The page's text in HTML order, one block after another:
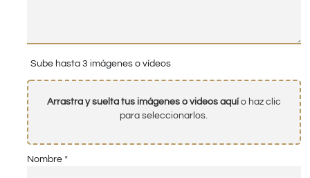
Sube hasta 3 imágenes o vídeos
Arrastra y suelta tus imágenes o videos aquío haz clic
para seleccionarlos.
Nombre *